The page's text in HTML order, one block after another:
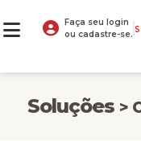
Faça seu login
ou cadastre-se.
Soluções >